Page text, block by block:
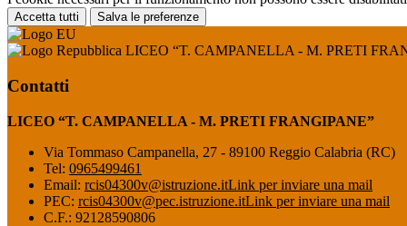
Accetta tutti Salva le preferenze
LICEO “T. CAMPANELLA - M. PRETI
Contatti
LICEO “T. CAMPANELLA - M. PRETI FRANGIPANE”
Via Tommaso Campanella, 27 - 89100 Reggio Calabria (RC)
Tel: 0965499461
Email: rcis04300v@istruzione.itLink per inviare una mail
PEC: rcis04300v@pec.istruzione.itLink per inviare una mail
C.F.: 92128590806